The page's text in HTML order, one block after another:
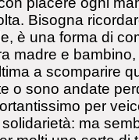
Bisogna
è una forma di
madre e
a scomparire
o sono andate
per
ma